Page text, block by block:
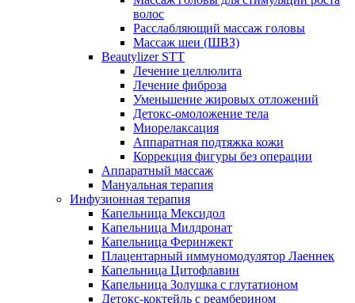
волос
Расслабляющий массаж головы
Массаж шеи (ШВЗ)
Beautylizer STT
Лечение целлюлита
Лечение фиброза
Уменьшение жировых отложений
Детокс-омоложение тела
Миорелаксация
Аппаратная подтяжка кожи
Коррекция фигуры без операции
Аппаратный массаж
Мануальная терапия
Инфузионная терапия
Капельница Мексидол
Капельница Милдронат
Капельница Феринжект
Плацентарный иммуномодулятор Лаеннек
Капельница Цитофлавин
Капельница Золушка с глутатионом
Детокс-коктейль с реамберином